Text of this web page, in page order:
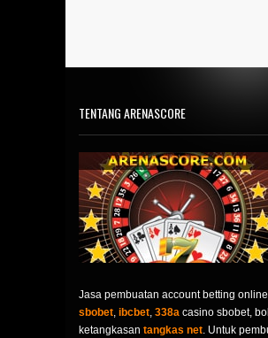
TENTANG ARENASCORE
Jasa pembuatan account betting
sbobet, ibcbet, 338a casino sbobet,
ketangkasan tangkas net. Untuk